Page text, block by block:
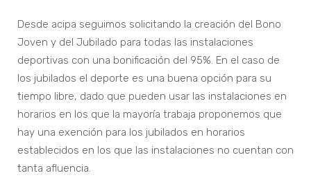
Desde acipa seguimos solicitando la creación del Bono
Joven y del Jubilado para todas las instalaciones
deportivas con una bonificación del 95%. En el caso de
los jubilados el deporte es una buena opción para su
tiempo libre, dado que pueden usar las instalaciones en
horarios en los que la mayoría trabaja proponemos que
hay una exención para los jubilados en horarios
establecidos en los que las instalaciones no cuentan con
tanta afluencia.